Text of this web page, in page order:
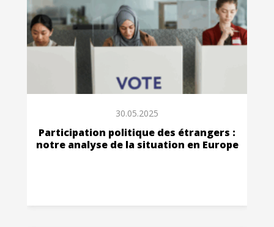
30.05.2025
Participation politique des étrangers :
notre analyse de la situation en Europe